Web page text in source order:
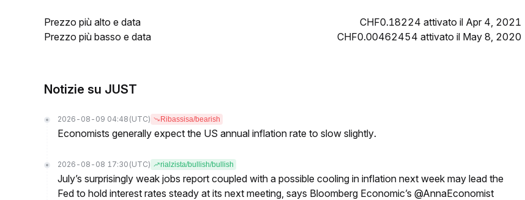
Prezzo più alto e data
CHF0.18224 attivato il Apr 4, 2021
Prezzo più basso e data
CHF0.00462454 attivato il May 8, 2020
Notizie su JUST
2026-08-09 04:48 (UTC) Ribassisa/bearish
Economists generally expect the US annual inflation rate to slow slightly.
2026-08-08 17:30 (UTC) rialzista/bullish/bullish
July’s surprisingly weak jobs report coupled with a possible cooling in inflation next week may lead the
Fed to hold interest rates steady at its next meeting, says Bloomberg Economic’s @AnnaEconomist